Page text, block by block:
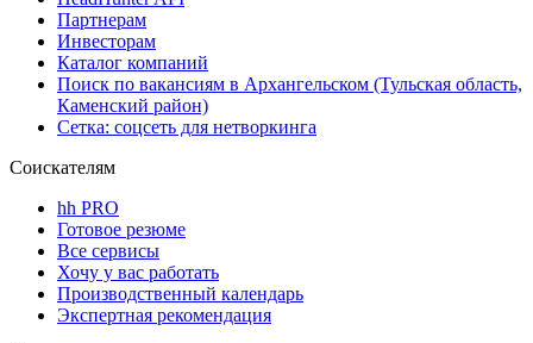
Партнерам
Инвесторам
Каталог компаний
Поиск по вакансиям в Архангельском (Тульская область,
Каменский район)
Сетка: соцсеть для нетворкинга
Соискателям
hh PRO
Готовое резюме
Все сервисы
Хочу у вас работать
Производственный календарь
Экспертная рекомендация